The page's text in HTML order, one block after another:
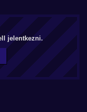
jelentkezni.